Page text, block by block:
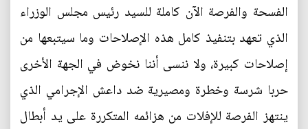
الفسحة والفرصة الآن كاملة للسيد رئيس مجلس الوزراء
الذي تعهد بتنفيذ كامل هذه الإصلاحات وما سيتبعها من
إصلاحات كبيرة، ولا ننسى أننا نخوض في الجهة الأخرى
حربا شرسة وخطرة ومصيرية ضد داعش الإجرامي الذي
ينتهز الفرصة للإفلات من هزائمه المتكررة على يد أبطال